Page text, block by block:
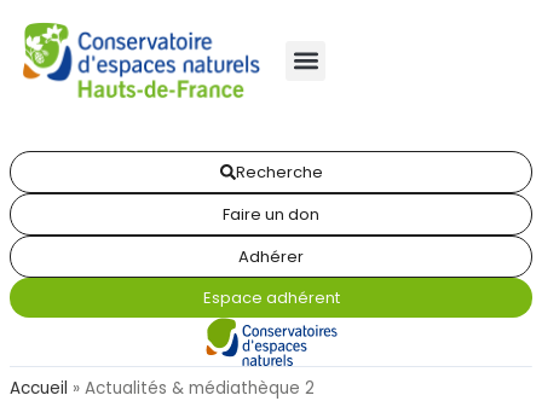
Recherche
Faire un don
Adhérer
Espace adhérent
Accueil » Actualités & médiathèque 2